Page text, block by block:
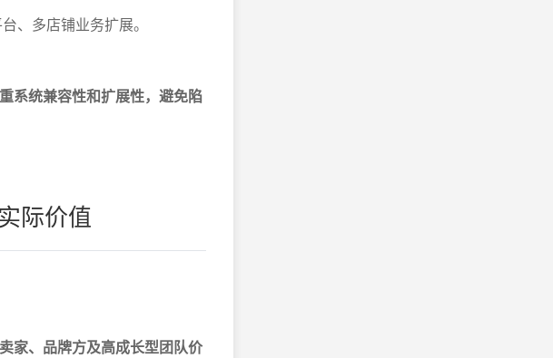
、多店铺业务扩展。
系统兼容性和扩展性，避免陷
际价值
家、品牌方及高成长型团队价